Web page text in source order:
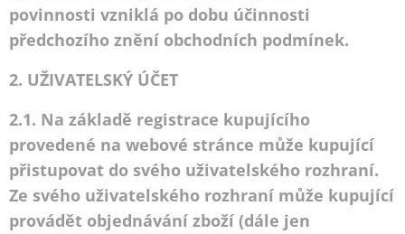
povinnosti vzniklá po dobu účinnosti
předchozího znění obchodních podmínek.
2. UŽIVATELSKÝ ÚČET
2.1. Na základě registrace kupujícího
provedené na webové stránce může kupující
přistupovat do svého uživatelského rozhraní.
Ze svého uživatelského rozhraní může kupující
provádět objednávání zboží (dále jen